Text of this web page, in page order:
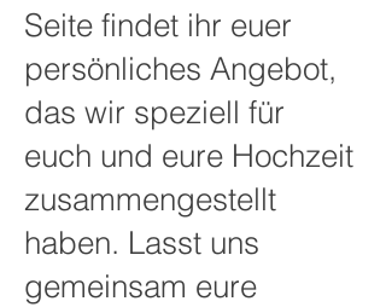
Seite findet ihr euer
persönliches Angebot,
das wir speziell für
euch und eure Hochzeit
zusammengestellt
haben. Lasst uns
gemeinsam eure